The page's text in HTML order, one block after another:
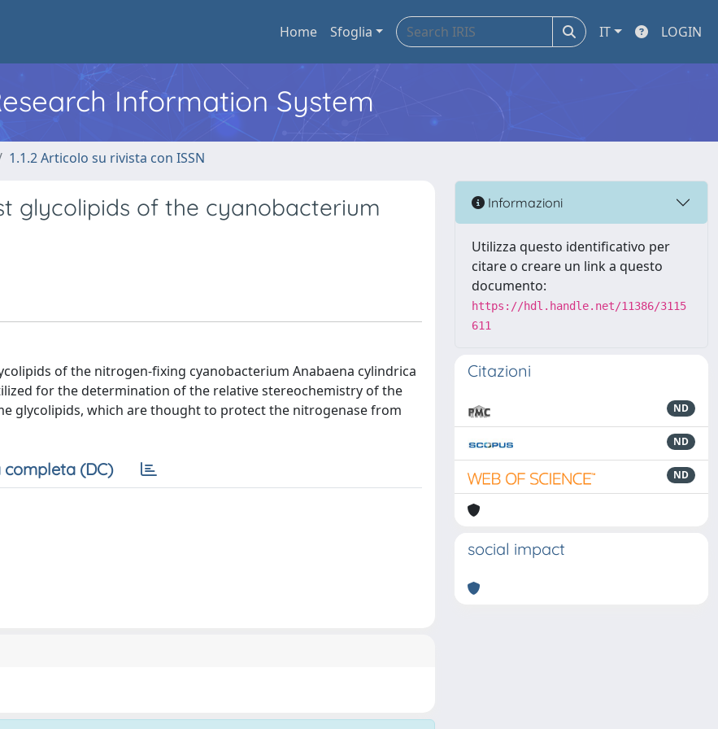
Home Sfoglia IT LOGIN
Information System
1.1.2 Articolo su rivista con ISSN
glycolipids of the cyanobacterium
of the nitrogen-fixing cyanobacterium Anabaena cylindrica
for the determination of the relative stereochemistry of the
glycolipids, which are thought to protect the nitrogenase from
completa (DC)
Informazioni
Utilizza questo identificativo per
citare o creare un link a questo
documento:
https://hdl.handle.net/11386/3115
611
Citazioni
ND
ND
ND
social impact